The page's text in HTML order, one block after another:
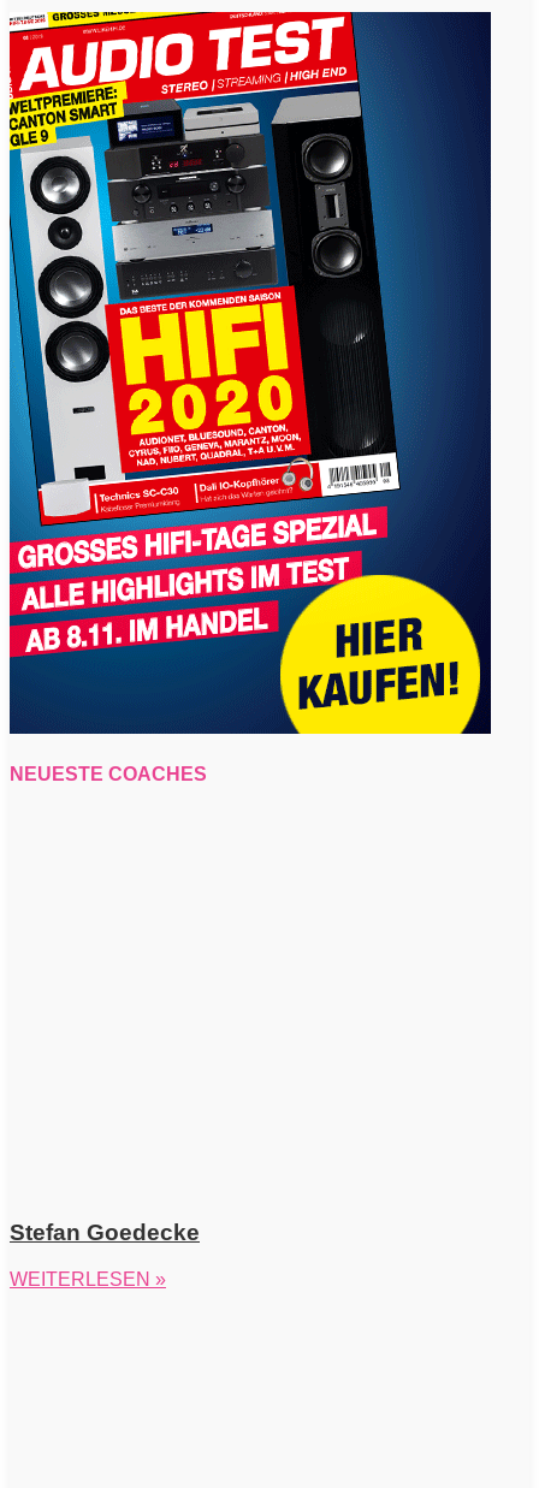
NEUESTE COACHES
Stefan Goedecke
WEITERLESEN »